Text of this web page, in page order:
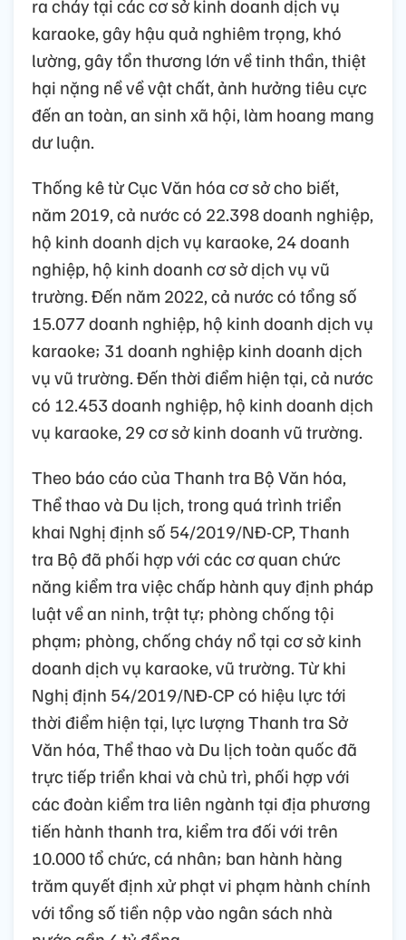
ra cháy tại các cơ sở kinh doanh dịch vụ
karaoke, gây hậu quả nghiêm trọng, khó
lường, gây tổn thương lớn về tinh thần, thiệt
hại nặng nề về vật chất, ảnh hưởng tiêu cực
đến an toàn, an sinh xã hội, làm hoang mang
dư luận.
Thống kê từ Cục Văn hóa cơ sở cho biết,
năm 2019, cả nước có 22.398 doanh nghiệp,
hộ kinh doanh dịch vụ karaoke, 24 doanh
nghiệp, hộ kinh doanh cơ sở dịch vụ vũ
trường. Đến năm 2022, cả nước có tổng số
15.077 doanh nghiệp, hộ kinh doanh dịch vụ
karaoke; 31 doanh nghiệp kinh doanh dịch
vụ vũ trường. Đến thời điểm hiện tại, cả nước
có 12.453 doanh nghiệp, hộ kinh doanh dịch
vụ karaoke, 29 cơ sở kinh doanh vũ trường.
Theo báo cáo của Thanh tra Bộ Văn hóa,
Thể thao và Du lịch, trong quá trình triển
khai Nghị định số 54/2019/NĐ-CP, Thanh
tra Bộ đã phối hợp với các cơ quan chức
năng kiểm tra việc chấp hành quy định pháp
luật về an ninh, trật tự; phòng chống tội
phạm; phòng, chống cháy nổ tại cơ sở kinh
doanh dịch vụ karaoke, vũ trường. Từ khi
Nghị định 54/2019/NĐ-CP có hiệu lực tới
thời điểm hiện tại, lực lượng Thanh tra Sở
Văn hóa, Thể thao và Du lịch toàn quốc đã
trực tiếp triển khai và chủ trì, phối hợp với
các đoàn kiểm tra liên ngành tại địa phương
tiến hành thanh tra, kiểm tra đối với trên
10.000 tổ chức, cá nhân; ban hành hàng
trăm quyết định xử phạt vi phạm hành chính
với tổng số tiền nộp vào ngân sách nhà